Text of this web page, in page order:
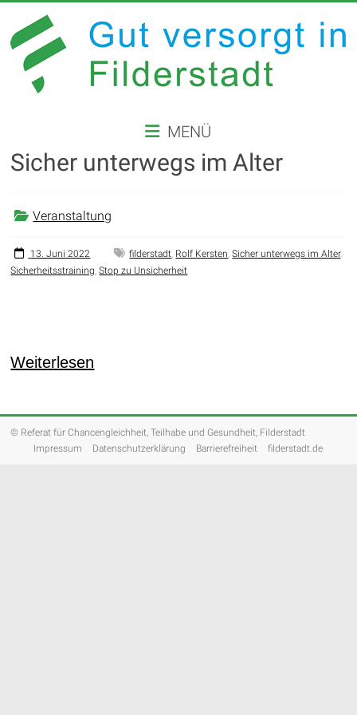
Inhalt
springen
VERSORGT
IN
FILDERSTADT
der
Stadt
MENÜ
Sicher unterwegs im Alter
Veranstaltung
13. Juni 2022 filderstadt, Rolf Kersten,Sicher unterwegs im Alter,
Sicherheitsstraining,Stop zu Unsicherheit
Weiterlesen
© Referat für Chancengleichheit, Teilhabe und Gesundheit, Filderstadt
Impressum
Datenschutzerklärung Barrierefreiheit filderstadt.de